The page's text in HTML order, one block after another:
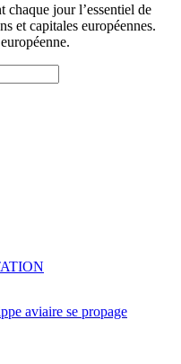
jour l’essentiel de
et capitales européennes.
aviaire se propage